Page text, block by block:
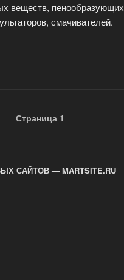
веществ, пенообразующих
смачивателей.
Страница 1
САЙТОВ — MARTSITE.RU